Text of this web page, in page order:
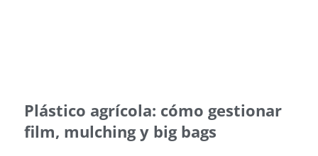
Plástico agrícola: cómo gestionar
film, mulching y big bags